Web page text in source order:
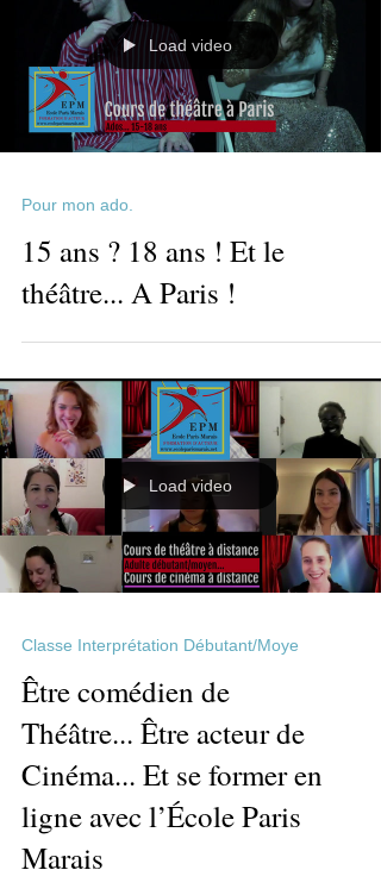
Load video
Pour mon ado.
15 ans ? 18 ans ! Et le
théâtre... A Paris !
Load video
Classe Interprétation Débutant/Moye
Être comédien de
Théâtre... Être acteur de
Cinéma... Et se former en
ligne avec l’École Paris